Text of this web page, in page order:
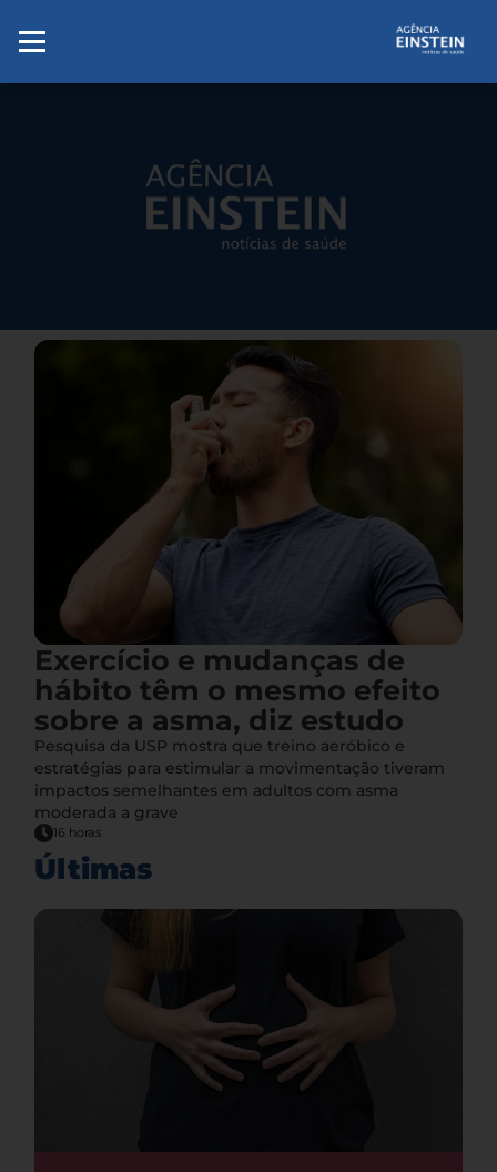
Exercício e mudanças de
hábito têm o mesmo efeito
sobre a asma, diz estudo
Pesquisa da USP mostra que treino aeróbico e
estratégias para estimular a movimentação tiveram
impactos semelhantes em adultos com asma
moderada a grave
16 horas
Últimas